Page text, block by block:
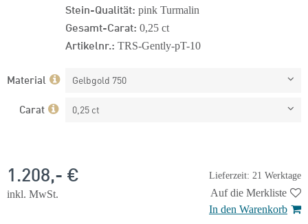
Stein-Qualität: pink Turmalin
Gesamt-Carat: 0,25 ct
Artikelnr.: TRS-Gently-pT-10
Material Gelbgold 750
Carat 0,25 ct
Lieferzeit: 21 Werktage
1.208,- €
inkl. MwSt.
Auf die Merkliste
In den Warenkorb